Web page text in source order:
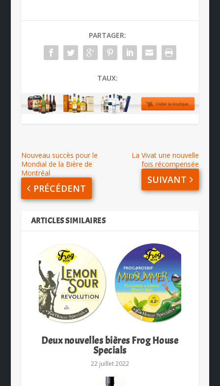
PARTAGER:
TAUX:
Nouveau succès pour le
Mondial de la Bière de
Montréal
PRÉCÉDENT
La Vivat une nouvelle
fois récompensée
SUIVANT
ARTICLES SIMILAIRES
Deux nouvelles bières Frog House
Specials
22 juillet 2022